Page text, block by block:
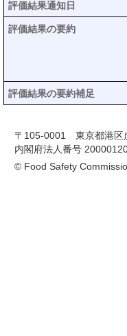
評価結果通知日
評価結果の要約
評価結果の要約補足
〒105-0001 東京都港区
内閣府法人番号
© Food Safety